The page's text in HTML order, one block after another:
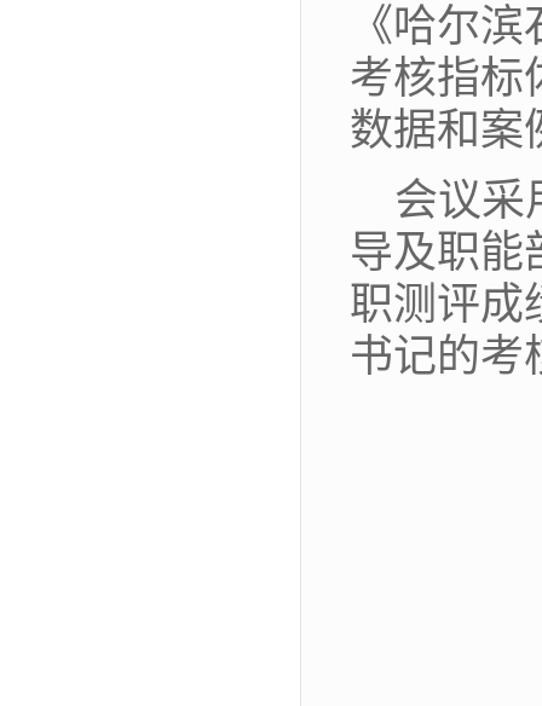
《哈尔
考核指标
数据和案
会议采
导及职能
职测评成
书记的考